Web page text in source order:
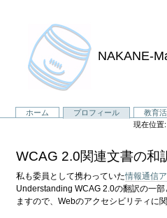
NAKANE-
ホーム プロフィール 教育
現在位置:
WCAG 2.0関連文書の和
私も委員として携わっていた情報通信
Understanding WCAG 2.0の翻訳の一
ますので、Webのアクセシビリティに